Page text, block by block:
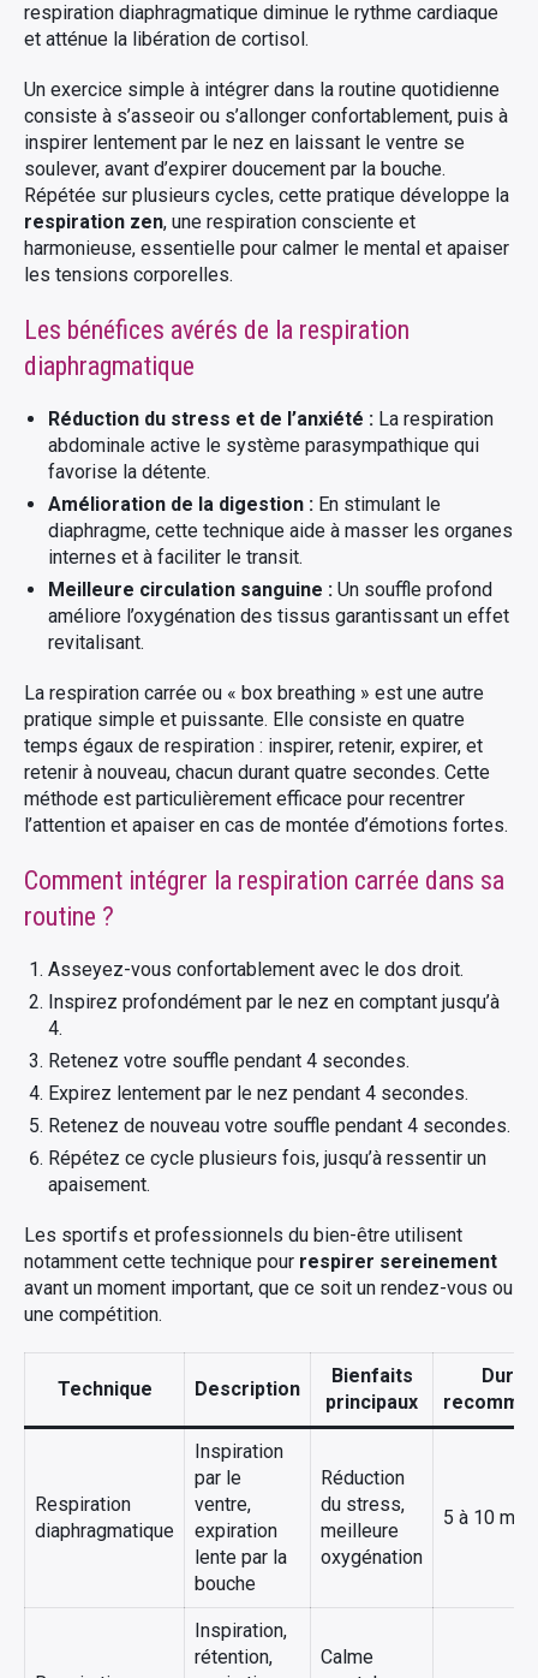
respiration diaphragmatique diminue le rythme cardiaque
et atténue la libération de cortisol.
Un exercice simple à intégrer dans la routine quotidienne
consiste à s’asseoir ou s’allonger confortablement, puis à
inspirer lentement par le nez en laissant le ventre se
soulever, avant d’expirer doucement par la bouche.
Répétée sur plusieurs cycles, cette pratique développe la
respiration zen, une respiration consciente et
harmonieuse, essentielle pour calmer le mental et apaiser
les tensions corporelles.
Les bénéfices avérés de la respiration
diaphragmatique
Réduction du stress et de l’anxiété : La respiration
abdominale active le système parasympathique qui
favorise la détente.
Amélioration de la digestion : En stimulant le
diaphragme, cette technique aide à masser les organes
internes et à faciliter le transit.
Meilleure circulation sanguine : Un souffle profond
améliore l’oxygénation des tissus garantissant un effet
revitalisant.
La respiration carrée ou « box breathing » est une autre
pratique simple et puissante. Elle consiste en quatre
temps égaux de respiration : inspirer, retenir, expirer, et
retenir à nouveau, chacun durant quatre secondes. Cette
méthode est particulièrement efficace pour recentrer
l’attention et apaiser en cas de montée d’émotions fortes.
Comment intégrer la respiration carrée dans sa
routine ?
Asseyez-vous confortablement avec le dos droit.
Inspirez profondément par le nez en comptant jusqu’à
4.
Retenez votre souffle pendant 4 secondes.
Expirez lentement par le nez pendant 4 secondes.
Retenez de nouveau votre souffle pendant 4 secondes.
Répétez ce cycle plusieurs fois, jusqu’à ressentir un
apaisement.
Les sportifs et professionnels du bien-être utilisent
notamment cette technique pour respirer sereinement
avant un moment important, que ce soit un rendez-vous ou
une compétition.
Technique Description
Bienfaits
principaux
Durée
Respiration
diaphragmatique
Inspiration
par le
ventre,
expiration
lente par la
bouche
Réduction
du stress,
meilleure
oxygénation
5 à 10
Inspiration,
rétention,
Calme